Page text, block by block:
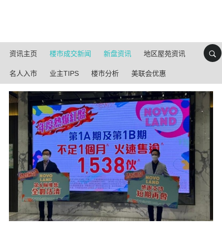
资讯主页 楼市成交新闻 新盘资讯 地区屋苑资讯
名人入市 业主TIPS 楼市分析 美联会优惠